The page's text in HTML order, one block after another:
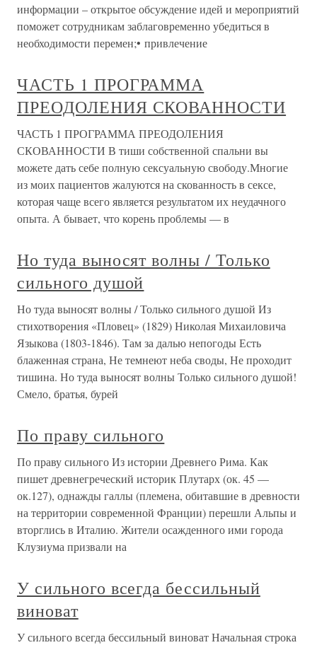
информации – открытое обсуждение идей и мероприятий
поможет сотрудникам заблаговременно убедиться в
необходимости перемен;• привлечение
ЧАСТЬ 1 ПРОГРАММА
ПРЕОДОЛЕНИЯ СКОВАННОСТИ
ЧАСТЬ 1 ПРОГРАММА ПРЕОДОЛЕНИЯ
СКОВАННОСТИ В тиши собственной спальни вы
можете дать себе полную сексуальную свободу.Многие
из моих пациентов жалуются на скованность в сексе,
которая чаще всего является результатом их неудачного
опыта. А бывает, что корень проблемы — в
Но туда выносят волны / Только
сильного душой
Но туда выносят волны / Только сильного душой Из
стихотворения «Пловец» (1829) Николая Михаиловича
Языкова (1803-1846). Там за далью непогоды Есть
блаженная страна, Не темнеют неба своды, Не проходит
тишина. Но туда выносят волны Только сильного душой!
Смело, братья, бурей
По праву сильного
По праву сильного Из истории Древнего Рима. Как
пишет древнегреческий историк Плутарх (ок. 45 —
ок.127), однажды галлы (племена, обитавшие в древности
на территории современной Франции) перешли Альпы и
вторглись в Италию. Жители осажденного ими города
Клузиума призвали на
У сильного всегда бессильный
виноват
У сильного всегда бессильный виноват Начальная строка